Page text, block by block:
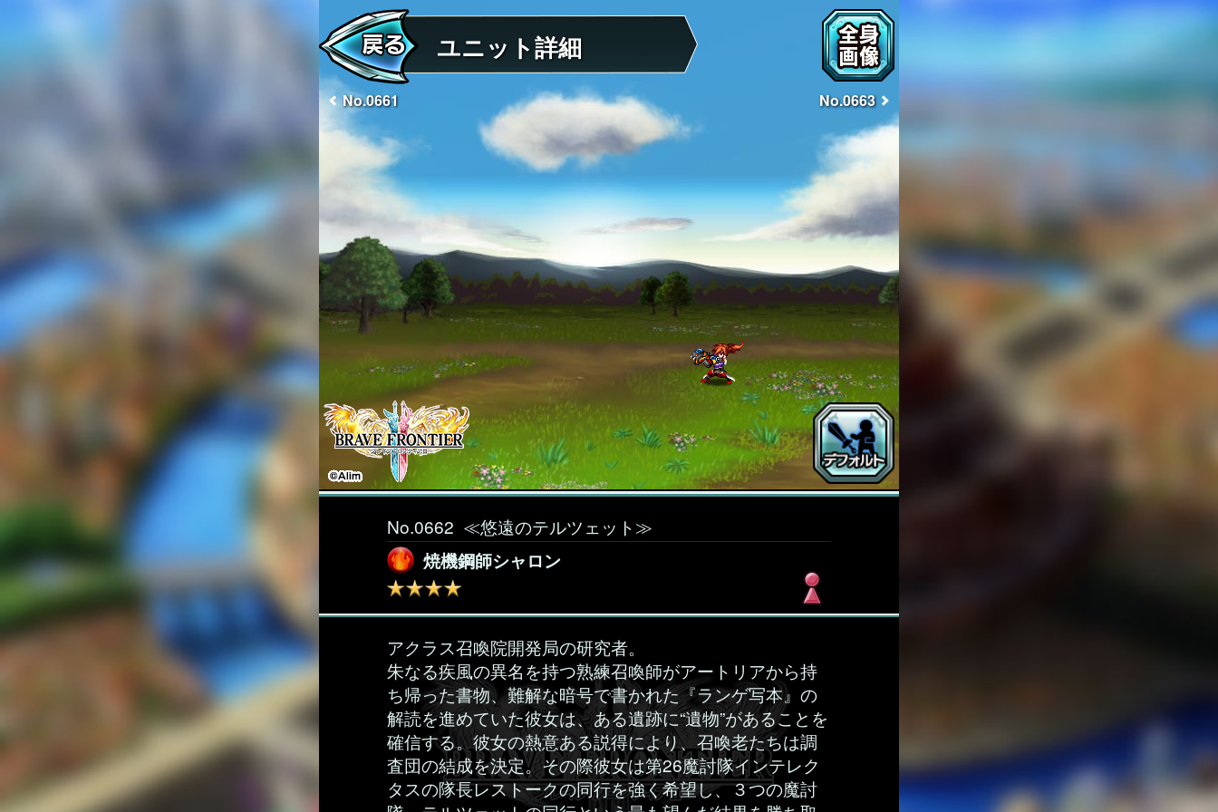
ユニット詳細
No.0661 No.0663
No.0662 ≪悠遠のテルツェット≫
焼機鋼師シャロン
アクラス召喚院開発局の研究者。
朱なる疾風の異名を持つ熟練召喚師がアートリアから持
ち帰った書物、難解な暗号で書かれた『ランゲ写本』の
解読を進めていた彼女は、ある遺跡に“遺物”があることを
確信する。彼女の熱意ある説得により、召喚老たちは調
査団の結成を決定。その際彼女は第26魔討隊インテレク
タスの隊長レストークの同行を強く希望し、３つの魔討